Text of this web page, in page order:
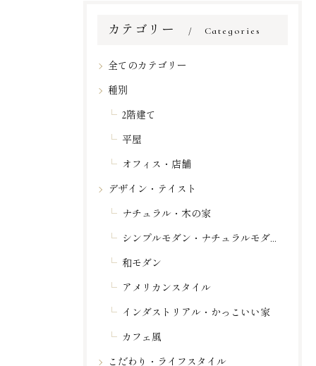
カテゴリー Categories
全てのカテゴリー
種別
2階建て
平屋
オフィス・店舗
デザイン・テイスト
ナチュラル・木の家
シンプルモダン・ナチュラルモダン
和モダン
アメリカンスタイル
インダストリアル・かっこいい家
カフェ風
こだわり・ライフスタイル